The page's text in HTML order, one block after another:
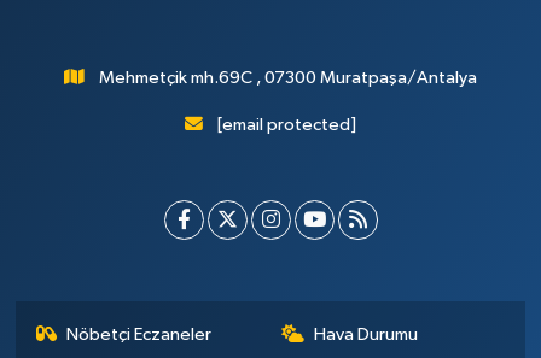
Mehmetçik mh.69C , 07300 Muratpaşa/Antalya
[email protected]
Nöbetçi Eczaneler Hava Durumu